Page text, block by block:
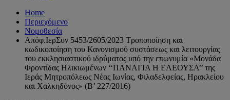
Home
Περιεχόμενο
Νομοθεσία
Απόφ.ΙερΣυν 5453/2605/2023 Τροποποίηση και
κωδικοποίηση του Κανονισμού συστάσεως και λειτουργίας
του εκκλησιαστικού ιδρύματος υπό την επωνυμία «Μονάδα
Φροντίδας Ηλικιωμένων ‘‘ΠΑΝΑΓΙΑ Η ΕΛΕΟΥΣΑ’’ της
Ιεράς Μητροπόλεως Νέας Ιωνίας, Φιλαδελφείας, Ηρακλείου
και Χαλκηδόνος» (Β’ 227/2016)